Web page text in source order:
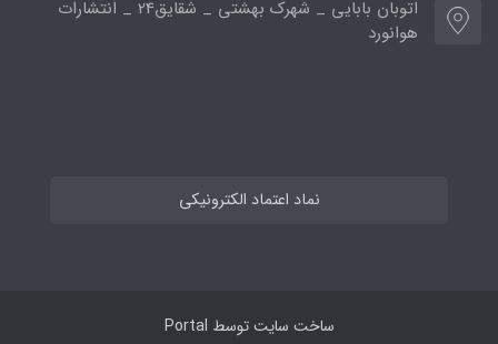
اتوبان بابایی _ شهرک بهشتی _ شقایق24 _ انتشارات
هوانورد
نماد اعتماد الکترونیکی
ساخت سایت توسط Portal